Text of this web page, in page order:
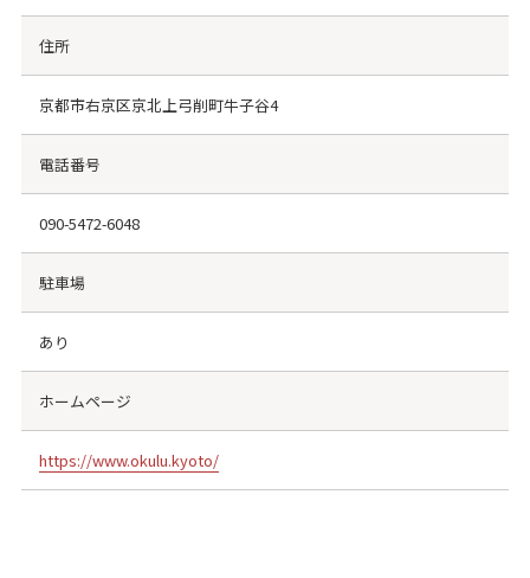
住所
京都市右京区京北上弓削町牛子谷4
電話番号
090-5472-6048
駐車場
あり
ホームページ
https://www.okulu.kyoto/